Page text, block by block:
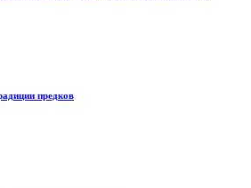
предков